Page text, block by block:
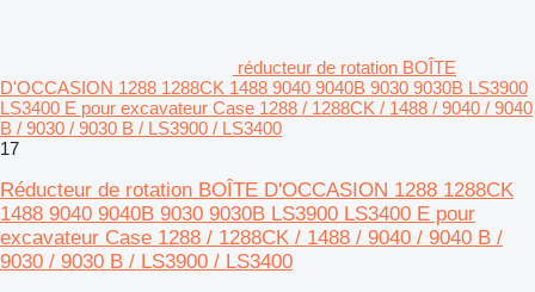
réducteur de rotation BOÎTE
D'OCCASION 1288 1288CK 1488 9040 9040B 9030 9030B LS3900
LS3400 E pour excavateur Case 1288 / 1288CK / 1488 / 9040 / 9040
B / 9030 / 9030 B / LS3900 / LS3400
17
Réducteur de rotation BOÎTE D'OCCASION 1288 1288CK
1488 9040 9040B 9030 9030B LS3900 LS3400 E pour
excavateur Case 1288 / 1288CK / 1488 / 9040 / 9040 B /
9030 / 9030 B / LS3900 / LS3400